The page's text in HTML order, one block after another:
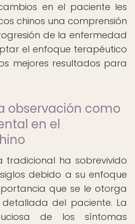
en el paciente les
chinos una comprensión
de la enfermedad
el enfoque terapéutico
mejores resultados para
observación como
en el
tradicional ha sobrevivido
debido a su enfoque
que se le otorga
del paciente. La
de los síntomas